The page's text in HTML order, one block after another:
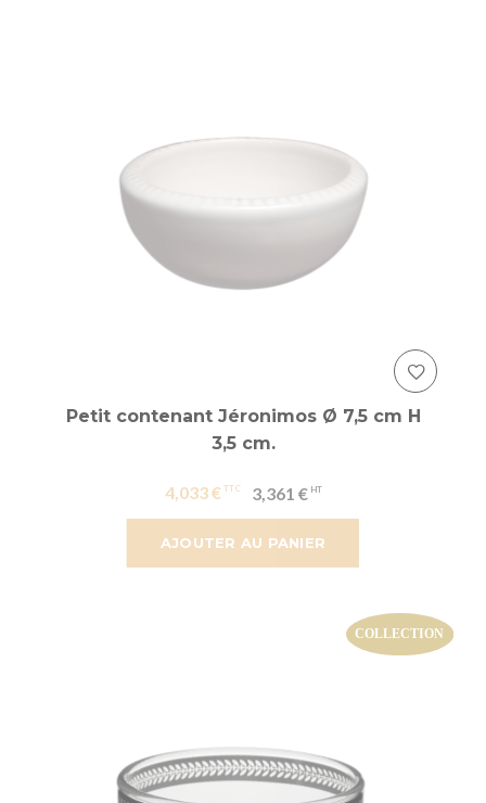
AJOUTER AU PANIER
Petit contenant Jéronimos Ø 7,5 cm H
3,5 cm.
4,033 € 3,361 €